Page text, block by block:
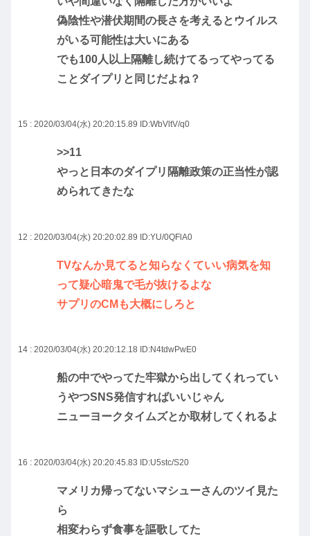
偽陰性や潜伏期間の長さを考えるとウイルス
がいる可能性は大いにある
でも100人以上隔離し続けてるってやってる
ことダイプリと同じだよね？
15 : 2020/03/04(水) 20:20:15.89 ID:WbVltV/q0
>>11
やっと日本のダイプリ隔離政策の正当性が認
められてきたな
12 : 2020/03/04(水) 20:20:02.89 ID:YU/0QFlA0
TVなんか見てると知らなくていい病気を知
って疑心暗鬼で毛が抜けるよな
サプリのCMも大概にしろと
14 : 2020/03/04(水) 20:20:12.18 ID:N4tdwPwE0
船の中でやってた牢獄から出してくれってい
うやつSNS発信すればいいじゃん
ニューヨークタイムズとか取材してくれるよ
16 : 2020/03/04(水) 20:20:45.83 ID:U5stc/S20
マメリカ帰ってないマシューさんのツイ見た
ら
相変わらず食事を謳歌してた